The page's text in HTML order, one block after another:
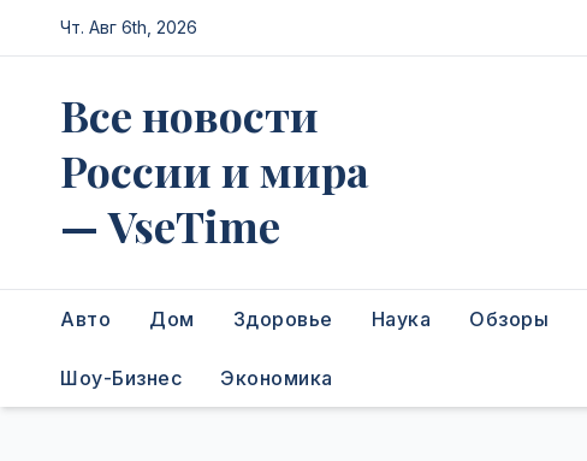
Перейти
к
Чт. Авг 6th, 2026
Все новости
России и мира
— VseTime
Авто Дом Здоровье Наука Обзоры
Шоу-Бизнес Экономика